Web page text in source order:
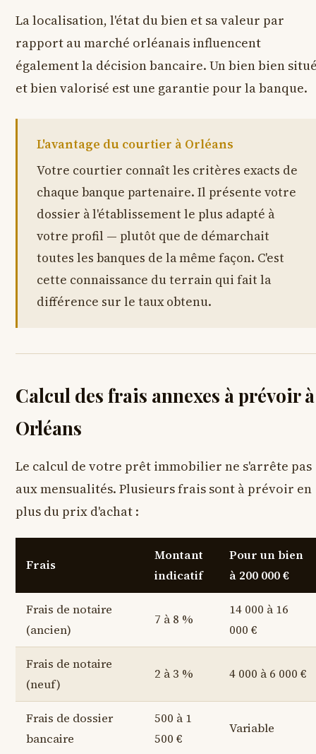
La localisation, l'état du bien et sa valeur par
rapport au marché orléanais influencent
également la décision bancaire. Un bien bien
et bien valorisé est une garantie pour la banque.
L'avantage du courtier à Orléans
Votre courtier connaît les critères exacts de
chaque banque partenaire. Il présente votre
dossier à l'établissement le plus adapté à
votre profil — plutôt que de démarchait
toutes les banques de la même façon. C'est
cette connaissance du terrain qui fait la
différence sur le taux obtenu.
Calcul des frais annexes à prévoir à
Orléans
Le calcul de votre prêt immobilier ne s'arrête pas
aux mensualités. Plusieurs frais sont à prévoir en
plus du prix d'achat :
Frais
Montant
indicatif
Pour un bien
à 200 000 €
Frais de notaire
(ancien)
7 à 8 %
14 000 à 16
000 €
Frais de notaire
(neuf)
2 à 3 % 4 000 à 6 000 €
Frais de dossier
bancaire
500 à 1
500 €
Variable